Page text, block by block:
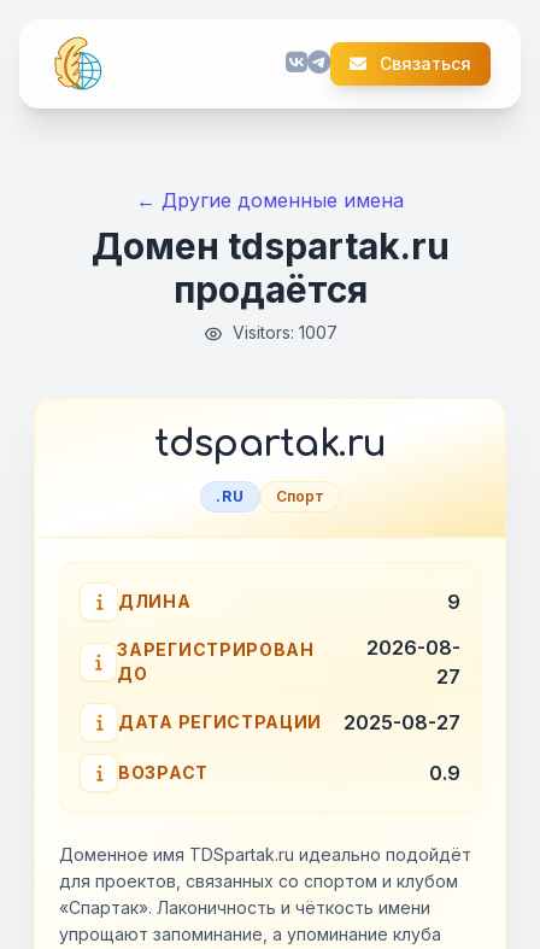
Связаться
← Другие доменные имена
Домен tdspartak.ru
продаётся
Visitors: 1007
tdspartak.ru
.RU Спорт
ДЛИНА 9
ЗАРЕГИСТРИРОВАН
ДО
2026-08-
27
ДАТА РЕГИСТРАЦИИ 2025-08-27
ВОЗРАСТ 0.9
Доменное имя TDSpartak.ru идеально подойдёт
для проектов, связанных со спортом и клубом
«Спартак». Лаконичность и чёткость имени
упрощают запоминание, а упоминание клуба